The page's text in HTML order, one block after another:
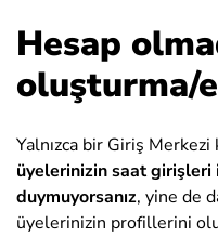
Hesap
oluşturma/
Yalnızca bir Giriş Merkezi
üyelerinizin saat girişleri
duymuyorsanız, yine de
üyelerinizin profillerini